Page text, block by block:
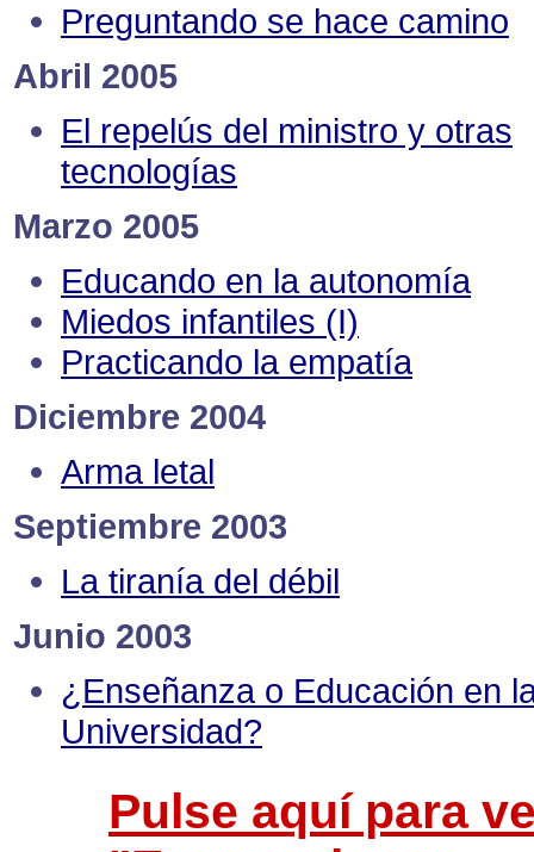
Preguntando se hace camino
Abril 2005
El repelús del ministro y otras
tecnologías
Marzo 2005
Educando en la autonomía
Miedos infantiles (I)
Practicando la empatía
Diciembre 2004
Arma letal
Septiembre 2003
La tiranía del débil
Junio 2003
¿Enseñanza o Educación en
Universidad?
Pulse aquí para